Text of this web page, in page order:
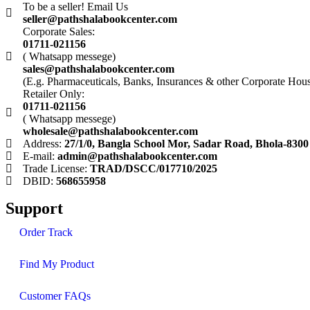
To be a seller! Email Us
seller@pathshalabookcenter.com
Corporate Sales:
01711-021156
( Whatsapp messege)
sales@pathshalabookcenter.com
(E.g. Pharmaceuticals, Banks, Insurances & other Corporate
Retailer Only:
01711-021156
( Whatsapp messege)
wholesale@pathshalabookcenter.com
Address: 27/1/0, Bangla School Mor, Sadar Road, Bhola-8300
E-mail: admin@pathshalabookcenter.com
Trade License: TRAD/DSCC/017710/2025
DBID: 568655958
Support
Order Track
Find My Product
Customer FAQs